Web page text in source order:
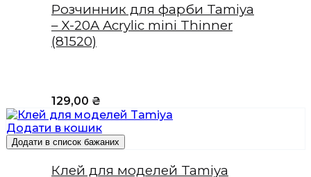
Розчинник для фарби Tamiya
– X-20A Acrylic mini Thinner
(81520)
129,00 ₴
Додати в кошик
Додати в список бажаних
Клей для моделей Tamiya